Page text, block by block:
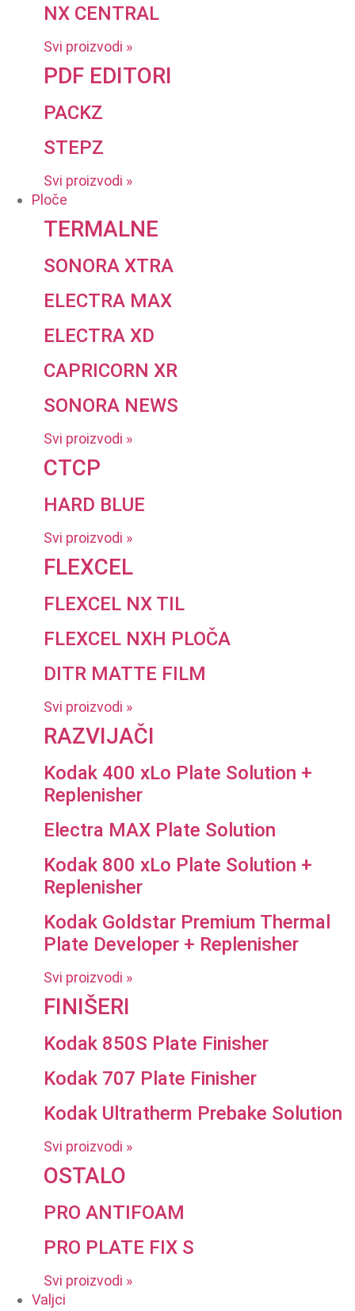
NX CENTRAL
Svi proizvodi »
PDF EDITORI
PACKZ
STEPZ
Svi proizvodi »
Ploče
TERMALNE
SONORA XTRA
ELECTRA MAX
ELECTRA XD
CAPRICORN XR
SONORA NEWS
Svi proizvodi »
CTCP
HARD BLUE
Svi proizvodi »
FLEXCEL
FLEXCEL NX TIL
FLEXCEL NXH PLOČA
DITR MATTE FILM
Svi proizvodi »
RAZVIJAČI
Kodak 400 xLo Plate Solution +
Replenisher
Electra MAX Plate Solution
Kodak 800 xLo Plate Solution +
Replenisher
Kodak Goldstar Premium Thermal
Plate Developer + Replenisher
Svi proizvodi »
FINIŠERI
Kodak 850S Plate Finisher
Kodak 707 Plate Finisher
Kodak Ultratherm Prebake Solution
Svi proizvodi »
OSTALO
PRO ANTIFOAM
PRO PLATE FIX S
Svi proizvodi »
Valjci